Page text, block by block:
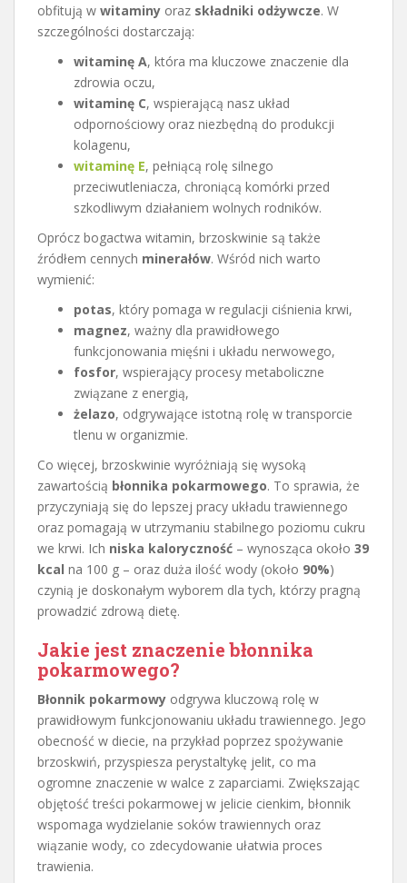
obfitują w witaminy oraz składniki odżywcze. W
szczególności dostarczają:
witaminę A, która ma kluczowe znaczenie dla
zdrowia oczu,
witaminę C, wspierającą nasz układ
odpornościowy oraz niezbędną do produkcji
kolagenu,
witaminę E, pełniącą rolę silnego
przeciwutleniacza, chroniącą komórki przed
szkodliwym działaniem wolnych rodników.
Oprócz bogactwa witamin, brzoskwinie są także
źródłem cennych minerałów. Wśród nich warto
wymienić:
potas, który pomaga w regulacji ciśnienia krwi,
magnez, ważny dla prawidłowego
funkcjonowania mięśni i układu nerwowego,
fosfor, wspierający procesy metaboliczne
związane z energią,
żelazo, odgrywające istotną rolę w transporcie
tlenu w organizmie.
Co więcej, brzoskwinie wyróżniają się wysoką
zawartością błonnika pokarmowego. To sprawia, że
przyczyniają się do lepszej pracy układu trawiennego
oraz pomagają w utrzymaniu stabilnego poziomu cukru
we krwi. Ich niska kaloryczność – wynosząca około 39
kcal na 100 g – oraz duża ilość wody (około 90%)
czynią je doskonałym wyborem dla tych, którzy pragną
prowadzić zdrową dietę.
Jakie jest znaczenie błonnika
pokarmowego?
Błonnik pokarmowy odgrywa kluczową rolę w
prawidłowym funkcjonowaniu układu trawiennego. Jego
obecność w diecie, na przykład poprzez spożywanie
brzoskwiń, przyspiesza perystaltykę jelit, co ma
ogromne znaczenie w walce z zaparciami. Zwiększając
objętość treści pokarmowej w jelicie cienkim, błonnik
wspomaga wydzielanie soków trawiennych oraz
wiązanie wody, co zdecydowanie ułatwia proces
trawienia.